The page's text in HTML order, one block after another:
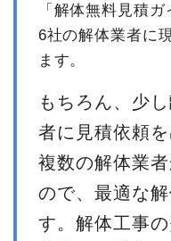
「解体無料見積
6社の解体業者に
ます。
もちろん、少
者に見積依頼
複数の解体業
ので、最適な
す。解体工事